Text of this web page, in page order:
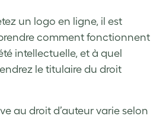
un logo en ligne, il est
comment fonctionnent
intellectuelle, et à quel
le titulaire du droit
au droit d’auteur varie selon